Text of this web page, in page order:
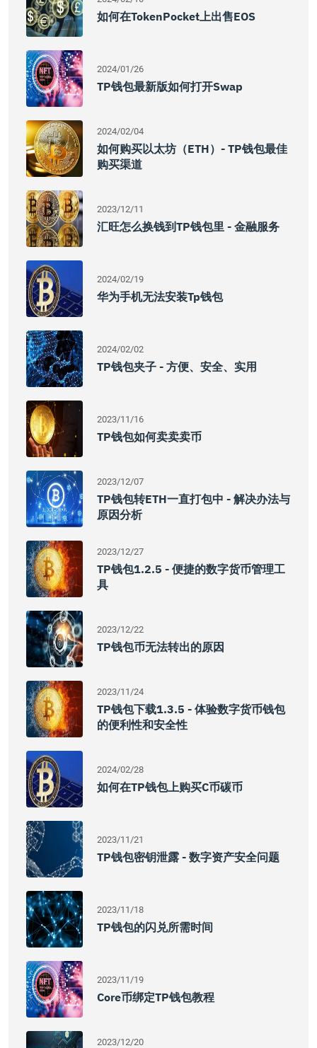
如何在TokenPocket上出售EOS
2024/01/26
TP钱包最新版如何打开Swap
2024/02/04
如何购买以太坊（ETH）- TP钱包最佳
购买渠道
2023/12/11
汇旺怎么换钱到TP钱包里 - 金融服务
2024/02/19
华为手机无法安装tp钱包
2024/02/02
TP钱包夹子 - 方便、安全、实用
2023/11/16
TP钱包如何卖卖卖币
2023/12/07
TP钱包转ETH一直打包中 - 解决办法与
原因分析
2023/12/27
TP钱包1.2.5 - 便捷的数字货币管理工
具
2023/12/22
TP钱包币无法转出的原因
2023/11/24
TP钱包下载1.3.5 - 体验数字货币钱包
的便利性和安全性
2024/02/28
如何在TP钱包上购买C币碳币
2023/11/21
TP钱包密钥泄露 - 数字资产安全问题
2023/11/18
TP钱包的闪兑所需时间
2023/11/19
Core币绑定TP钱包教程
2023/12/20